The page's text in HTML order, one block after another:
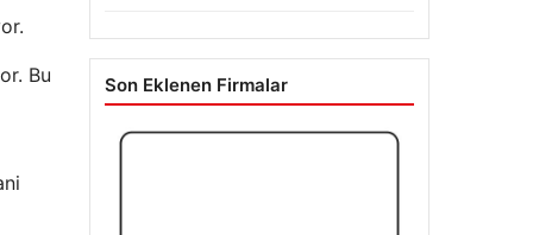
Bu
Son Eklenen Firmalar